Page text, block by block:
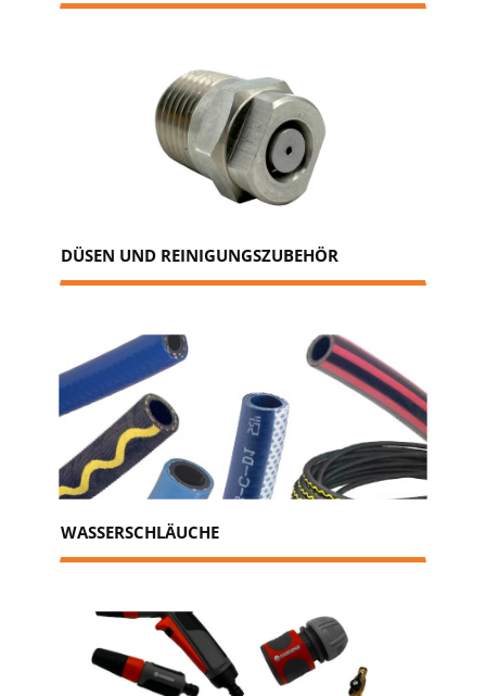
DÜSEN UND REINIGUNGSZUBEHÖR
WASSERSCHLÄUCHE